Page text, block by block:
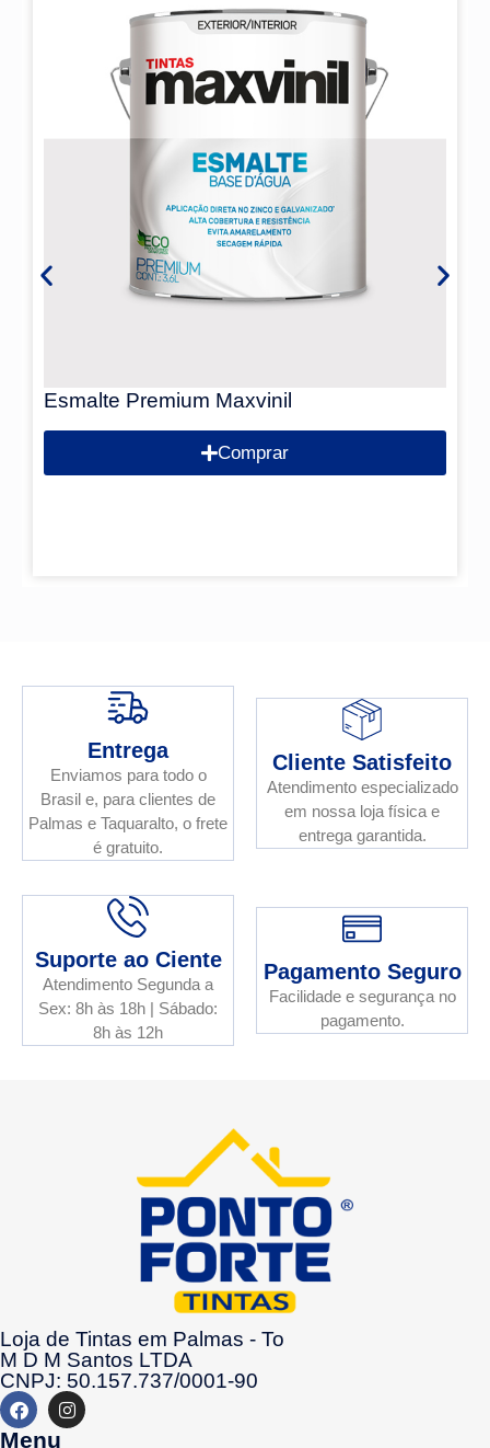
Esmalte Premium Maxvinil
Comprar
Entrega
Enviamos para todo o
Brasil e, para clientes de
Palmas e Taquaralto, o frete
é gratuito.
Cliente Satisfeito
Atendimento especializado
em nossa loja física e
entrega garantida.
Suporte ao Ciente
Atendimento Segunda a
Sex: 8h às 18h | Sábado:
8h às 12h
Pagamento Seguro
Facilidade e segurança no
pagamento.
Loja de Tintas em Palmas - To
M D M Santos LTDA
CNPJ: 50.157.737/0001-90
Menu